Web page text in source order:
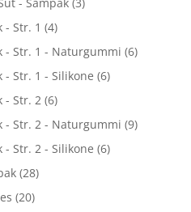
- Str. 1 (4)
- Str. 1 - Naturgummi (6)
- Str. 1 - Silikone (6)
- Str. 2 (6)
- Str. 2 - Naturgummi (9)
- Str. 2 - Silikone (6)
(28)
(20)